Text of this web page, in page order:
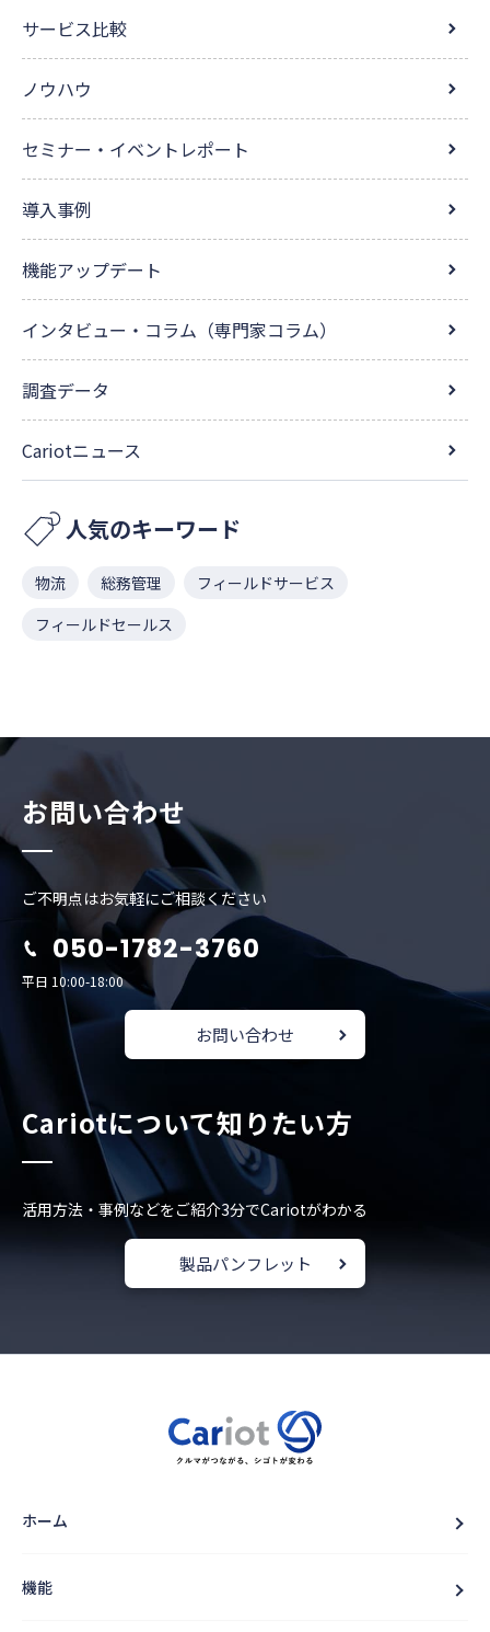
サービス比較
ノウハウ
セミナー・イベントレポート
導入事例
機能アップデート
インタビュー・コラム（専門家コラム）
調査データ
Cariotニュース
人気のキーワード
物流 総務管理
フィールドサービス
フィールドセールス
お問い合わせ
ご不明点はお気軽にご相談ください
050-1782-3760
平日 10:00-18:00
お問い合わせ
Cariotについて知りたい方
活用方法・事例などをご紹介3分でCariotがわかる
製品パンフレット
ホーム
機能